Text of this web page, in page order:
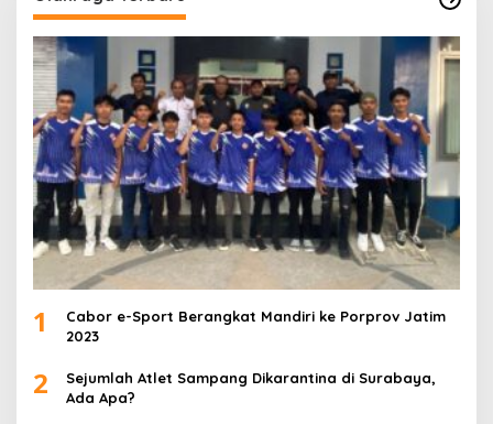
1
Cabor e-Sport Berangkat Mandiri ke Porprov Jatim
2023
2
Sejumlah Atlet Sampang Dikarantina di Surabaya,
Ada Apa?